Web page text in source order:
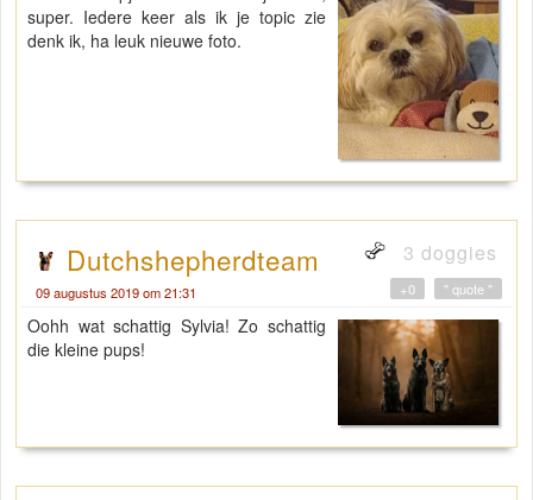
super. Iedere keer als ik je topic zie
denk ik, ha leuk nieuwe foto.
Dutchshepherdteam 3 doggies
09 augustus 2019 om 21:31 " quote "
+0
Oohh wat schattig Sylvia! Zo schattig
die kleine pups!